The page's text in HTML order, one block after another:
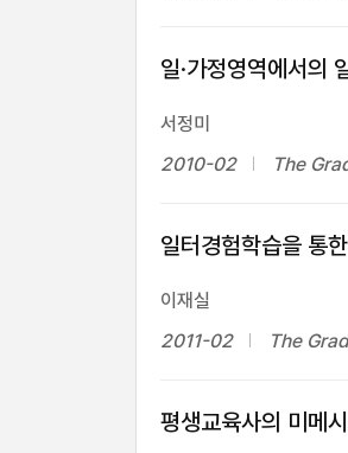
일·가정영역에서의
서정미
2010-02
The
일터경험학습을 통
이재실
2011-02
The
평생교육사의 미메